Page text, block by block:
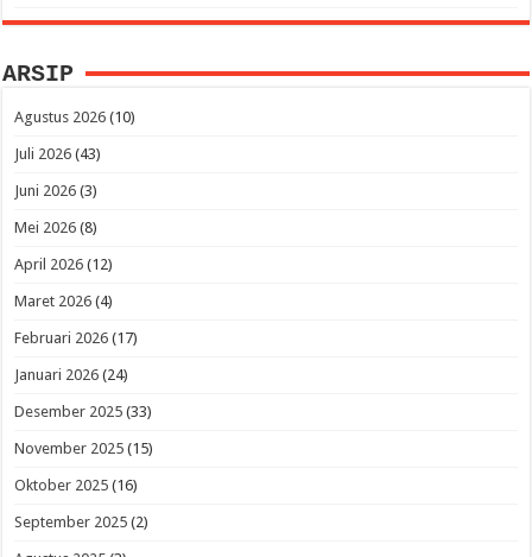
ARSIP
Agustus 2026 (10)
Juli 2026 (43)
Juni 2026 (3)
Mei 2026 (8)
April 2026 (12)
Maret 2026 (4)
Februari 2026 (17)
Januari 2026 (24)
Desember 2025 (33)
November 2025 (15)
Oktober 2025 (16)
September 2025 (2)